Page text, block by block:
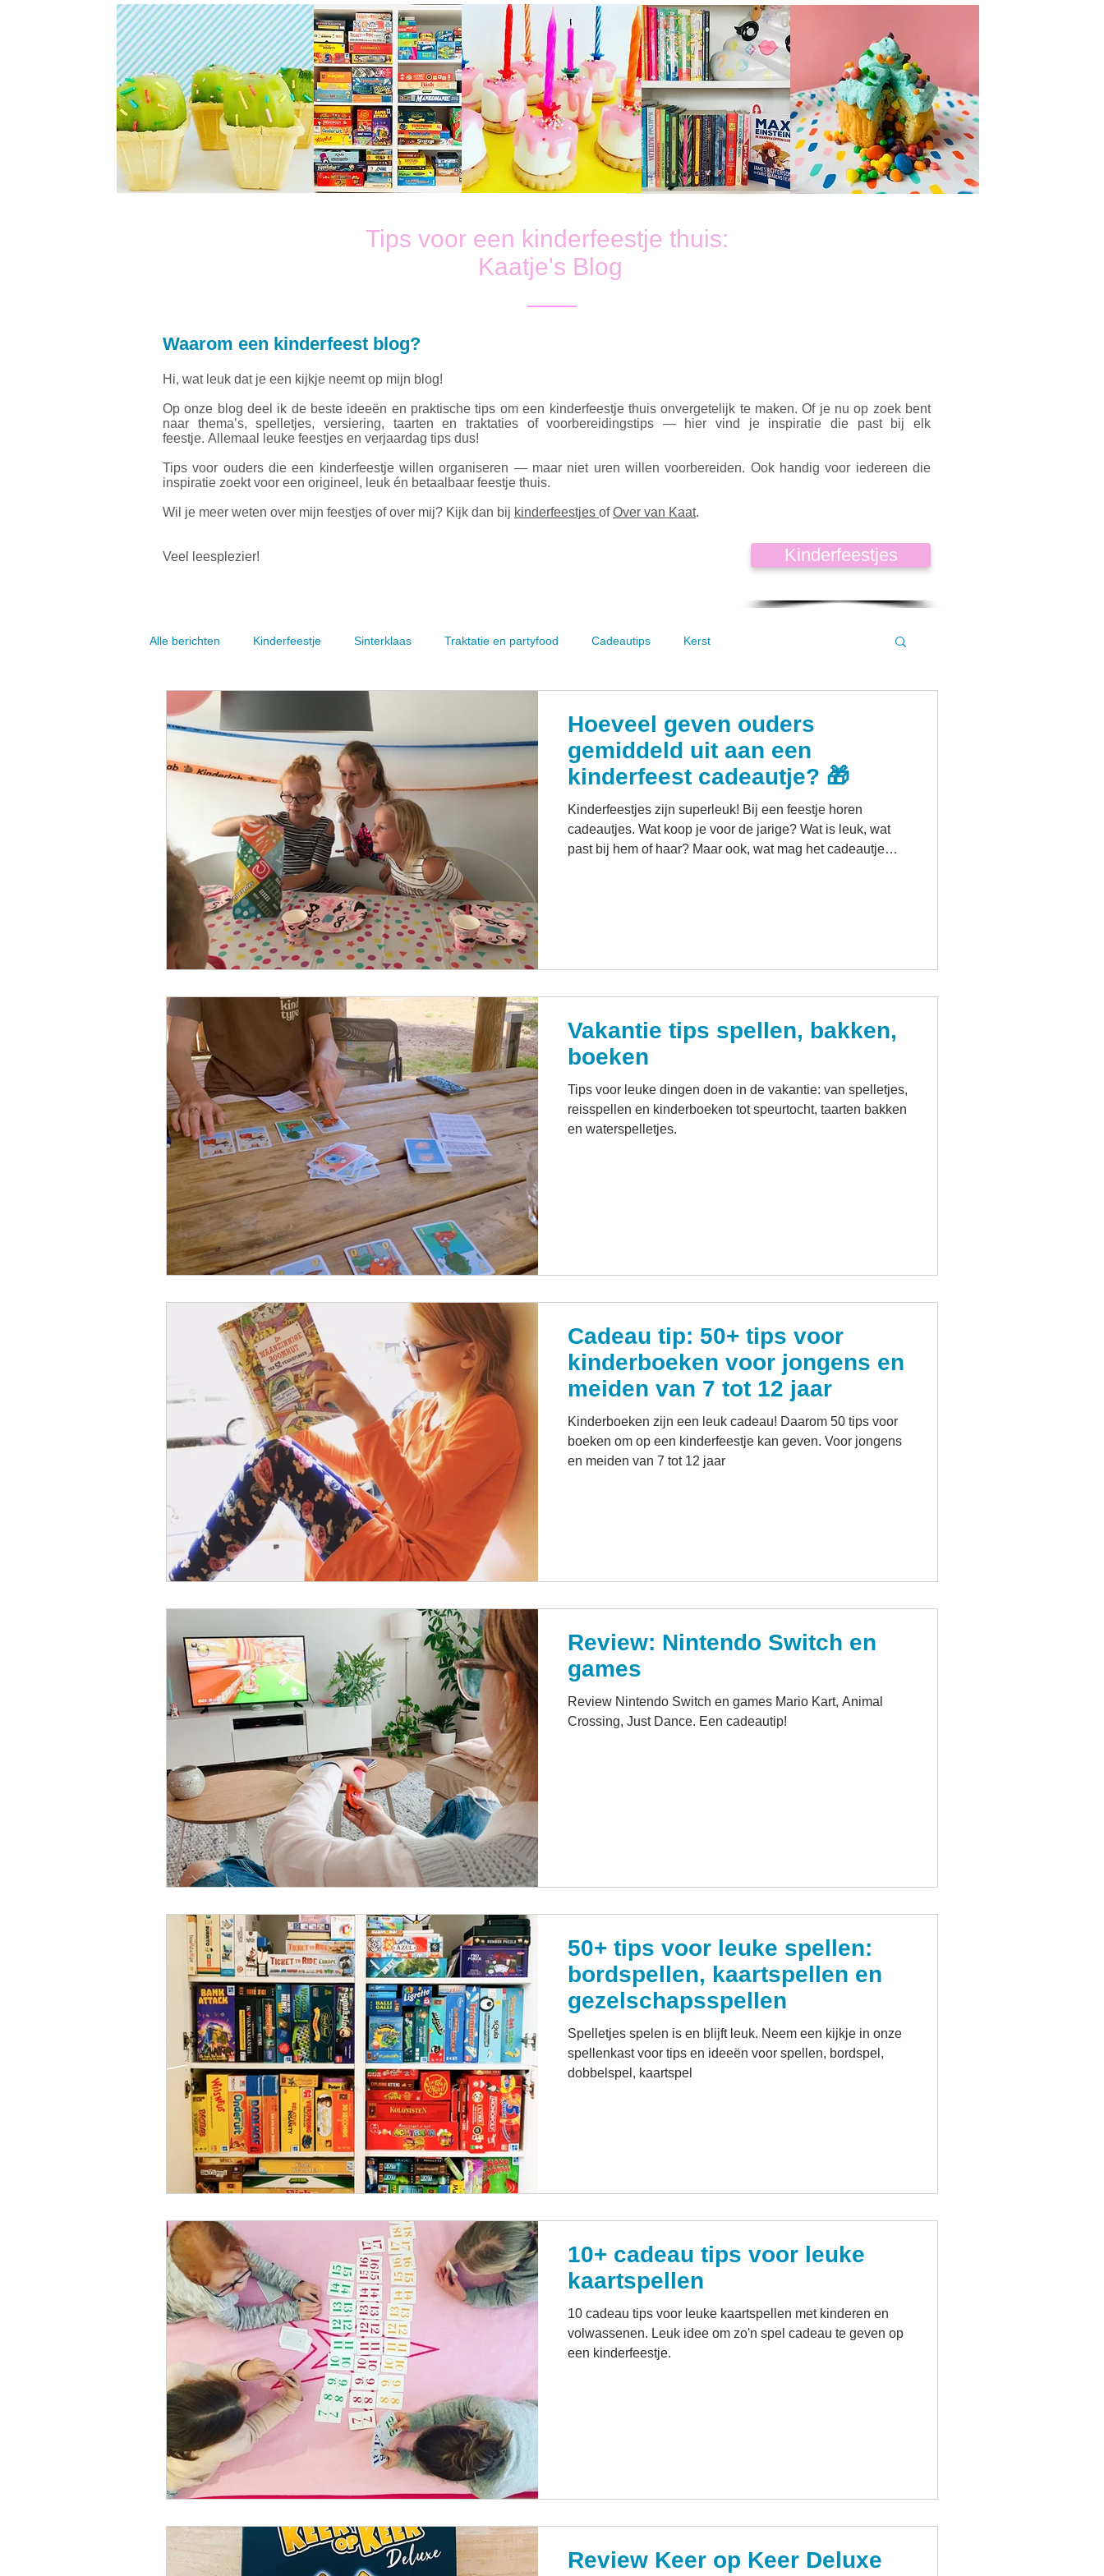
Tips voor een kinderfeestje thuis:
Kaatje's Blog
Waarom een kinderfeest blog?
Hi, wat leuk dat je een kijkje neemt op mijn blog!
Op onze blog deel ik de beste ideeën en praktische tips om een kinderfeestje thuis onvergetelijk te maken. Of je nu op zoek bent
naar thema’s, spelletjes, versiering, taarten en traktaties of voorbereidingstips — hier vind je inspiratie die past bij elk
feestje. Allemaal leuke feestjes en verjaardag tips dus!
Tips voor ouders die een kinderfeestje willen organiseren — maar niet uren willen voorbereiden. Ook handig voor iedereen die
inspiratie zoekt voor een origineel, leuk én betaalbaar feestje thuis.
Wil je meer weten over mijn feestjes of over mij? Kijk dan bij kinderfeestjes ofOver van Kaat.
Veel leesplezier! Kinderfeestjes
Alle berichten Kinderfeestje Sinterklaas Traktatie en partyfood Cadeautips Kerst
Hoeveel geven ouders
gemiddeld uit aan een
kinderfeest cadeautje? 🎁
Kinderfeestjes zijn superleuk! Bij een feestje horen
cadeautjes. Wat koop je voor de jarige? Wat is leuk, wat
past bij hem of haar? Maar ook, wat mag het cadeautje
aanhouden. In deze blog lees je: wat ouders gem
Vakantie tips spellen, bakken,
boeken
Tips voor leuke dingen doen in de vakantie: van spelletjes,
reisspellen en kinderboeken tot speurtocht, taarten bakken
en waterspelletjes.
Cadeau tip: 50+ tips voor
kinderboeken voor jongens en
meiden van 7 tot 12 jaar
Kinderboeken zijn een leuk cadeau! Daarom 50 tips voor
boeken om op een kinderfeestje kan geven. Voor jongens
en meiden van 7 tot 12 jaar
Review: Nintendo Switch en
games
Review Nintendo Switch en games Mario Kart, Animal
Crossing, Just Dance. Een cadeautip!
50+ tips voor leuke spellen:
bordspellen, kaartspellen en
gezelschapsspellen
Spelletjes spelen is en blijft leuk. Neem een kijkje in onze
spellenkast voor tips en ideeën voor spellen, bordspel,
dobbelspel, kaartspel
10+ cadeau tips voor leuke
kaartspellen
10 cadeau tips voor leuke kaartspellen met kinderen en
volwassenen. Leuk idee om zo'n spel cadeau te geven op
een kinderfeestje.
Review Keer op Keer Deluxe